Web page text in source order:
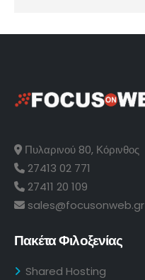
Πυλαρινού 80, Κόρινθος
27413 02 771
27411 20 109
sales@focusonweb.gr
Πακέτα Φιλοξενίας
Shared Hosting